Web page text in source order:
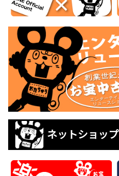
ネットショップ